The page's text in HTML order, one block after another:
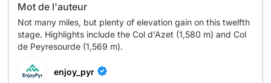
Mot de l'auteur
Not many miles, but plenty of elevation gain on this twelfth
stage. Highlights include the Col d'Azet (1,580 m) and Col
enjoy_pyr